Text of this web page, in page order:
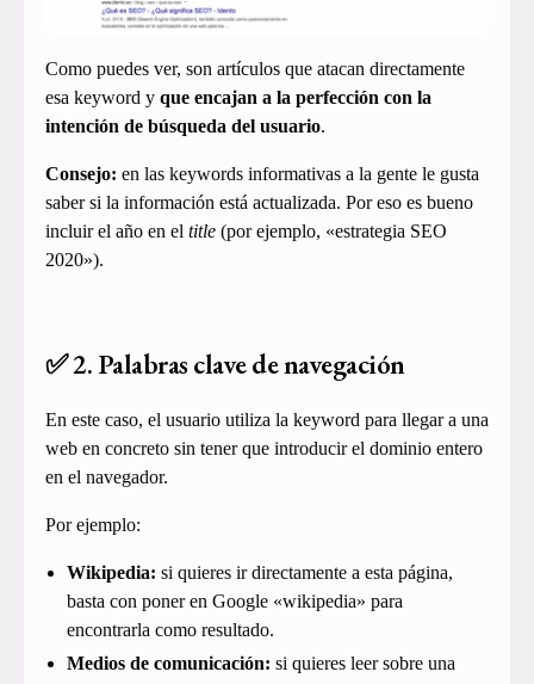
Como puedes ver, son artículos que atacan directamente
esa keyword y que encajan a la perfección con la
intención de búsqueda del usuario.
Consejo: en las keywords informativas a la gente le gusta
saber si la información está actualizada. Por eso es bueno
incluir el año en el title (por ejemplo, «estrategia SEO
2020»).
✅ 2. Palabras clave de navegación
En este caso, el usuario utiliza la keyword para llegar a una
web en concreto sin tener que introducir el dominio entero
en el navegador.
Por ejemplo:
Wikipedia: si quieres ir directamente a esta página,
basta con poner en Google «wikipedia» para
encontrarla como resultado.
Medios de comunicación: si quieres leer sobre una